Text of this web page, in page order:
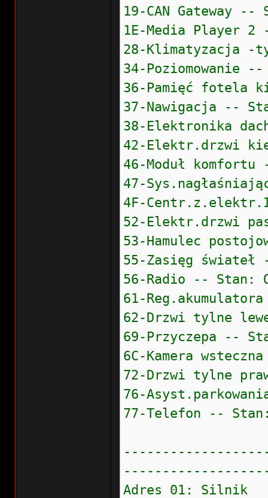
19-CAN Gateway
1E-Media Player
28-Klimatyzacja -
34-Poziomowanie
36-Pamięć fotela
37-Nawigacja --
38-Elektronika
42-Elektr.drzwi
46-Moduł
47-
4F-
52-Elektr.drzwi
53-Hamulec
55-Zasięg świateł
56-Radio -- Stan:
61-
62-Drzwi tylne
69-Przyczepa --
6C-Kamera
72-Drzwi tylne
76-
77-Telefon -- Stan:
Adres 01: